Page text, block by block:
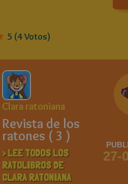
5 (4Votos)
Clara ratoniana
Revista de los
ratones ( 3 )
> LEE TODOS LOS
RATOLIBROS DE
CLARA RATONIANA
27-